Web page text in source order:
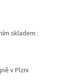
skladem :
v Plzni